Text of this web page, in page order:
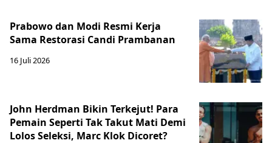
Prabowo dan Modi Resmi Kerja
Sama Restorasi Candi Prambanan
16 Juli 2026
John Herdman Bikin Terkejut! Para
Pemain Seperti Tak Takut Mati Demi
Lolos Seleksi, Marc Klok Dicoret?